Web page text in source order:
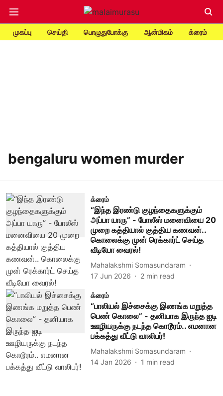
முகப்பு செய்தி பொழுதுபோக்கு ஆன்மிகம் க்ரைம்
bengaluru women murder
க்ரைம்
“இந்த இரண்டு குழந்தைகளுக்கும்
அப்பா யாரு” - போலீஸ் மனைவியை 20
முறை கத்தியால் குத்திய கணவன்..
கொலைக்கு முன் ரெக்கார்ட் செய்த
வீடியோ வைரல்!
Mahalakshmi Somasundaram
17 Jun 2026
2 min read
க்ரைம்
“பாலியல் இச்சைக்கு இணங்க மறுத்த
பெண் கொலை” - தனியாக இருந்த ஐடி
ஊழியருக்கு நடந்த கொடூரம்.. எமனான
பக்கத்து வீட்டு வாலிபர்!
Mahalakshmi Somasundaram
14 Jan 2026
1 min read